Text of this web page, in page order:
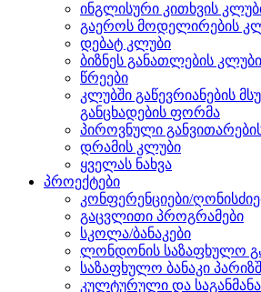
ინგლისური კითხვის
გაეროს მოდელირების
დებატ კლუბი
ბიზნეს განათლების კლუბი
წრეები
კლუბში გაწევრიანების
განცხადების ფორმა
პიროვნული
დრამის კლუბი
ყველას ნახვა
პროექტები
კონფერენციები/
გაცვლითი პროგრამები
სკოლა/ბანაკები
ლონდონის საზაფხულო
საზაფხულო ბანაკი
კულტურული და